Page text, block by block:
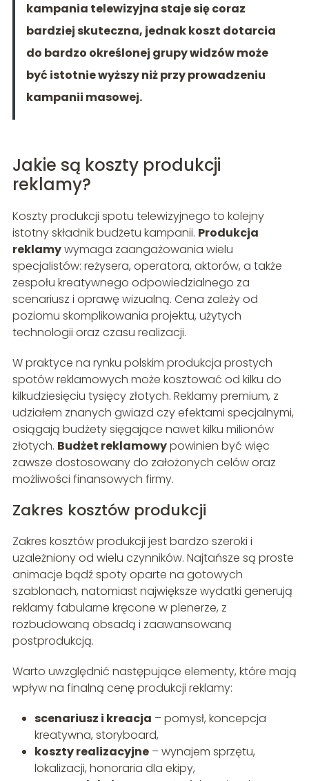
kampania telewizyjna staje się coraz
bardziej skuteczna, jednak koszt dotarcia
do bardzo określonej grupy widzów może
być istotnie wyższy niż przy prowadzeniu
kampanii masowej.
Jakie są koszty produkcji
reklamy?
Koszty produkcji spotu telewizyjnego to kolejny
istotny składnik budżetu kampanii. Produkcja
reklamywymaga zaangażowania wielu
specjalistów: reżysera, operatora, aktorów, a także
zespołu kreatywnego odpowiedzialnego za
scenariusz i oprawę wizualną. Cena zależy od
poziomu skomplikowania projektu, użytych
technologii oraz czasu realizacji.
W praktyce na rynku polskim produkcja prostych
spotów reklamowych może kosztować od kilku do
kilkudziesięciu tysięcy złotych. Reklamy premium, z
udziałem znanych gwiazd czy efektami specjalnymi,
osiągają budżety sięgające nawet kilku milionów
złotych. Budżet reklamowypowinien być więc
zawsze dostosowany do założonych celów oraz
możliwości finansowych firmy.
Zakres kosztów produkcji
Zakres kosztów produkcji jest bardzo szeroki i
uzależniony od wielu czynników. Najtańsze są proste
animacje bądź spoty oparte na gotowych
szablonach, natomiast największe wydatki generują
reklamy fabularne kręcone w plenerze, z
rozbudowaną obsadą i zaawansowaną
postprodukcją.
Warto uwzględnić następujące elementy, które mają
wpływ na finalną cenę produkcji reklamy:
scenariusz i kreacja – pomysł, koncepcja
kreatywna, storyboard,
koszty realizacyjne– wynajem sprzętu,
lokalizacji, honoraria dla ekipy,